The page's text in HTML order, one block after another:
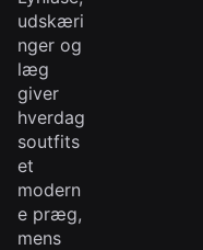
udskæri
nger og
læg
giver
hverdag
soutfits
et
modern
e præg,
mens